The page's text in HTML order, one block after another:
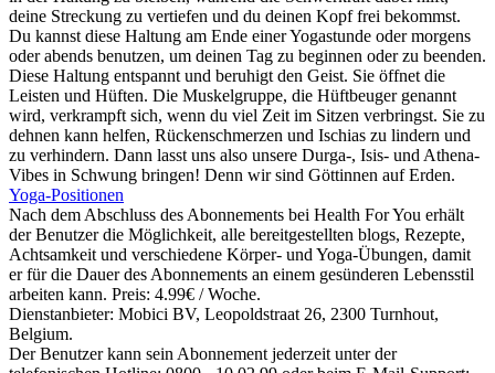
deine Streckung zu vertiefen und du deinen Kopf frei bekommst.
Du kannst diese Haltung am Ende einer Yogastunde oder morgens
oder abends benutzen, um deinen Tag zu beginnen oder zu beenden.
Diese Haltung entspannt und beruhigt den Geist. Sie öffnet die
Leisten und Hüften. Die Muskelgruppe, die Hüftbeuger genannt
wird, verkrampft sich, wenn du viel Zeit im Sitzen verbringst. Sie zu
dehnen kann helfen, Rückenschmerzen und Ischias zu lindern und
zu verhindern. Dann lasst uns also unsere Durga-, Isis- und Athena-
Vibes in Schwung bringen! Denn wir sind Göttinnen auf Erden.
Yoga-Positionen
Nach dem Abschluss des Abonnements bei Health For You erhält
der Benutzer die Möglichkeit, alle bereitgestellten blogs, Rezepte,
Achtsamkeit und verschiedene Körper- und Yoga-Übungen, damit
er für die Dauer des Abonnements an einem gesünderen Lebensstil
arbeiten kann. Preis: 4.99€ / Woche.
Dienstanbieter: Mobici BV, Leopoldstraat 26, 2300 Turnhout,
Belgium.
Der Benutzer kann sein Abonnement jederzeit unter der